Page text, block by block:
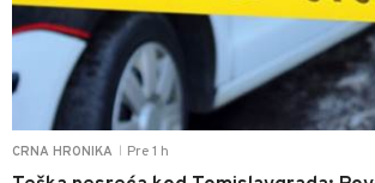
CRNA HRONIKA Pre 1 h